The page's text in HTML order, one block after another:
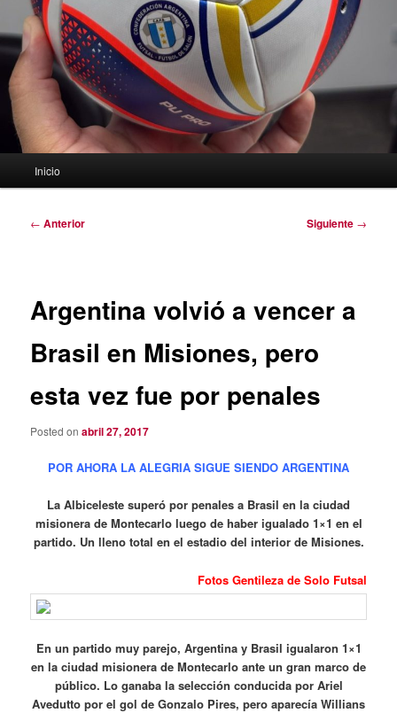
Inicio
Navegación
← Anterior Siguiente →
Argentina volvió a vencer a
Brasil en Misiones, pero
esta vez fue por penales
Posted onabril 27, 2017
POR AHORA LA ALEGRIA SIGUE SIENDO ARGENTINA
La Albiceleste superó por penales a Brasil en la ciudad
misionera de Montecarlo luego de haber igualado 1×1 en el
partido. Un lleno total en el estadio del interior de Misiones.
Fotos Gentileza de Solo Futsal
En un partido muy parejo, Argentina y Brasil igualaron 1×1
en la ciudad misionera de Montecarlo ante un gran marco de
público. Lo ganaba la selección conducida por Ariel
Avedutto por el gol de Gonzalo Pires, pero aparecía Willians